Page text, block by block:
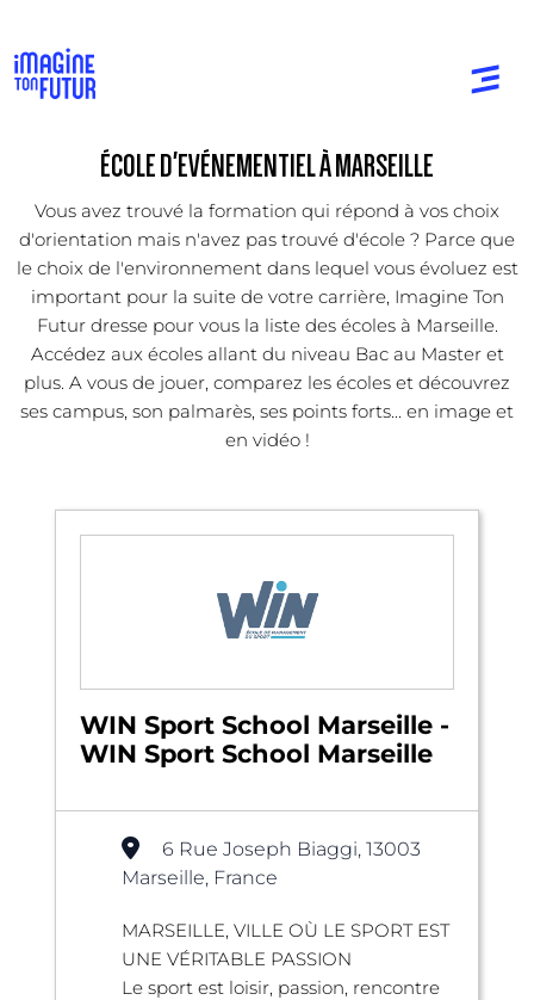
ÉCOLE D'EVÉNEMENTIEL À MARSEILLE
Vous avez trouvé la formation qui répond à vos choix
d'orientation mais n'avez pas trouvé d'école ? Parce que
le choix de l'environnement dans lequel vous évoluez est
important pour la suite de votre carrière, Imagine Ton
Futur dresse pour vous la liste des écoles à Marseille.
Accédez aux écoles allant du niveau Bac au Master et
plus. A vous de jouer, comparez les écoles et découvrez
ses campus, son palmarès, ses points forts... en image et
en vidéo !
WIN Sport School Marseille -
WIN Sport School Marseille
6 Rue Joseph Biaggi, 13003
Marseille, France
MARSEILLE, VILLE OÙ LE SPORT EST
UNE VÉRITABLE PASSION
Le sport est loisir, passion, rencontre